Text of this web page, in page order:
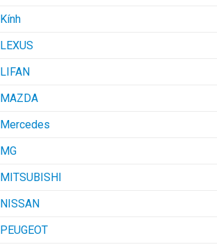
Kính
LEXUS
LIFAN
MAZDA
Mercedes
MG
MITSUBISHI
NISSAN
PEUGEOT